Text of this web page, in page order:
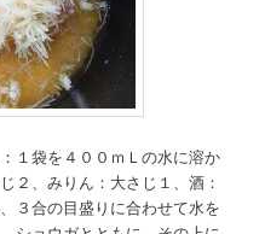
１袋を４００ｍＬの水に溶か
２、みりん：大さじ１、酒：
３合の目盛りに合わせて水を